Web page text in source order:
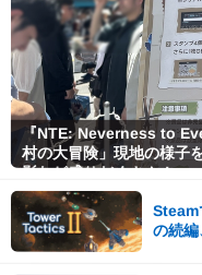
『NTE: Neverness to
村の大冒険」現地の様子
影など盛りだくさん！
Steam
の続